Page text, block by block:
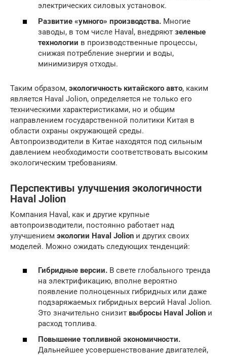
электрических силовых установок.
Развитие «умного» производства. Многие
заводы, в том числе Haval, внедряют зеленые
технологии в производственные процессы,
снижая потребление энергии и воды,
минимизируя отходы.
Таким образом, экологичность китайского авто, каким
является Haval Jolion, определяется не только его
техническими характеристиками, но и общим
направлением государственной политики Китая в
области охраны окружающей среды.
Автопроизводители в Китае находятся под сильным
давлением необходимости соответствовать высоким
экологическим требованиям.
Перспективы улучшения экологичности
Haval Jolion
Компания Haval, как и другие крупные
автопроизводители, постоянно работает над
улучшением экологии Haval Jolion и других своих
моделей. Можно ожидать следующих тенденций:
Гибридные версии. В свете глобального тренда
на электрификацию, вполне вероятно
появление полноценных гибридных или даже
подзаряжаемых гибридных версий Haval Jolion.
Это значительно снизит выбросы Haval Jolion и
расход топлива.
Повышение топливной экономичности.
Дальнейшее усовершенствование двигателей,